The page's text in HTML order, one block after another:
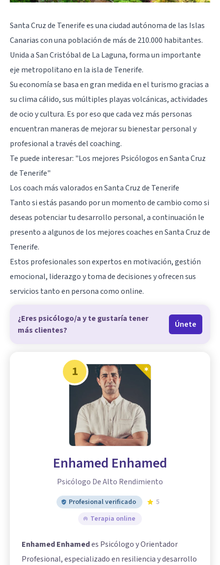
Santa Cruz de Tenerife es una ciudad autónoma de las Islas
Canarias con una población de más de 210.000 habitantes.
Unida aSan Cristóbal de La Laguna, forma un importante
eje metropolitano en la isla de Tenerife.
Su economía se basa en gran medida en el turismo gracias a
su clima cálido, sus múltiples playas volcánicas, actividades
de ocio y cultura. Es por eso que cada vez más personas
encuentran maneras de mejorar su bienestar personal y
profesional a través del coaching.
Te puede interesar: "Los mejores Psicólogos en Santa Cruz
de Tenerife"
Los coach más valorados en Santa Cruz de Tenerife
Tanto si estás pasando por un momento de cambio como si
deseas potenciar tu desarrollo personal, a continuación le
presento a algunos de los mejores coaches en Santa Cruz de
Tenerife.
Estos profesionales son expertos en motivación, gestión
emocional, liderazgo y toma de decisiones y ofrecen sus
servicios tanto en persona como online.
¿Eres psicólogo/a y te gustaría tener
más clientes?
Únete
1
Enhamed Enhamed
Psicólogo De Alto Rendimiento
Profesional verificado
5
Terapia online
Enhamed Enhamedes Psicólogo y Orientador
Profesional, especializado en resiliencia y desarrollo